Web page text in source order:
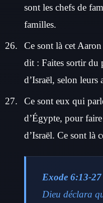
sont les chefs de
familles.
Ce sont là cet
dit : Faites sortir du
d’Israël, selon leurs
Ce sont eux qui
d’Égypte, pour
d’Israël. Ce sont là
Exode 6:13-27
Dieu déclara